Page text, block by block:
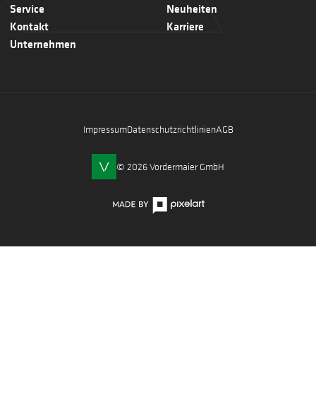
Service
Kontakt
Unternehmen
Neuheiten
Karriere
ImpressumDatenschutzrichtlinienAGB
© 2026 Vordermaier GmbH